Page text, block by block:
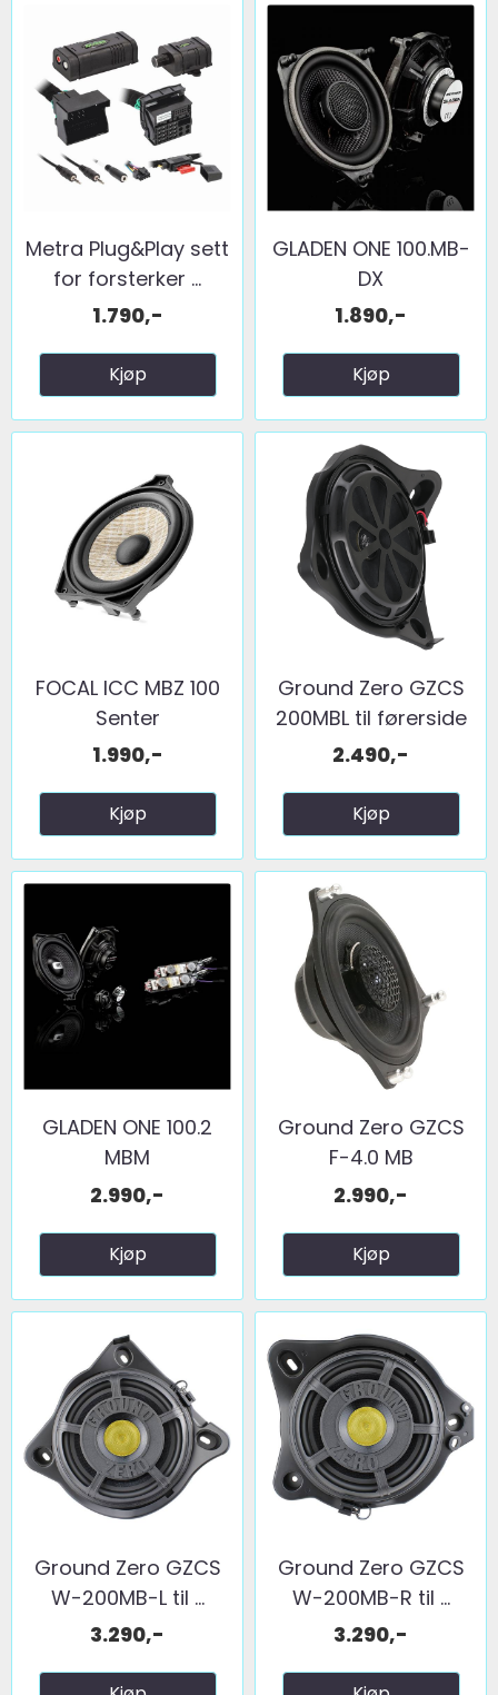
Metra Plug&Play sett
for forsterker ...
1.790,-
Kjøp
GLADEN ONE 100.MB-
DX
1.890,-
Kjøp
FOCAL ICC MBZ 100
Senter
1.990,-
Kjøp
Ground Zero GZCS
200MBL til førerside
2.490,-
Kjøp
GLADEN ONE 100.2
MBM
2.990,-
Kjøp
Ground Zero GZCS
F-4.0 MB
2.990,-
Kjøp
Ground Zero GZCS
W-200MB-L til ...
3.290,-
Ground Zero GZCS
W-200MB-R til ...
3.290,-